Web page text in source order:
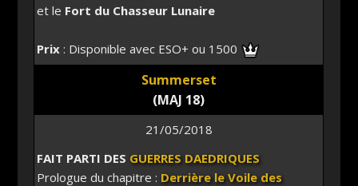
et le Fort du Chasseur Lunaire
Prix: Disponible avec ESO+ ou 1500
Summerset
(MAJ 18)
21/05/2018
FAIT PARTI DES GUERRES DAEDRIQUES
Prologue du chapitre : Derrière le Voile des